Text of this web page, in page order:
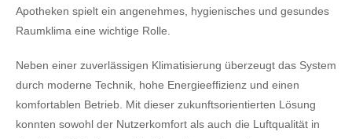
Apotheken spielt ein angenehmes, hygienisches und gesundes
Raumklima eine wichtige Rolle.
Neben einer zuverlässigen Klimatisierung überzeugt das System
durch moderne Technik, hohe Energieeffizienz und einen
komfortablen Betrieb. Mit dieser zukunftsorientierten Lösung
konnten sowohl der Nutzerkomfort als auch die Luftqualität in